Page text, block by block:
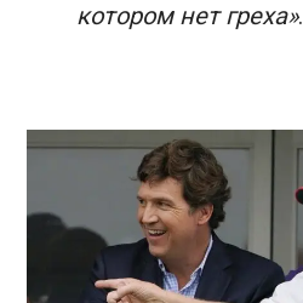
котором нет греха».